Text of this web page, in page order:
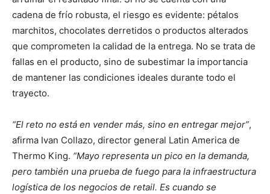
cadena de frío robusta, el riesgo es evidente: pétalos
marchitos, chocolates derretidos o productos alterados
que comprometen la calidad de la entrega. No se trata de
fallas en el producto, sino de subestimar la importancia
de mantener las condiciones ideales durante todo el
trayecto.
“El reto no está en vender más, sino en entregar mejor”,
afirma Ivan Collazo, director general Latin America de
Thermo King. “Mayo representa un pico en la demanda,
pero también una prueba de fuego para la infraestructura
logística de los negocios de retail. Es cuando se